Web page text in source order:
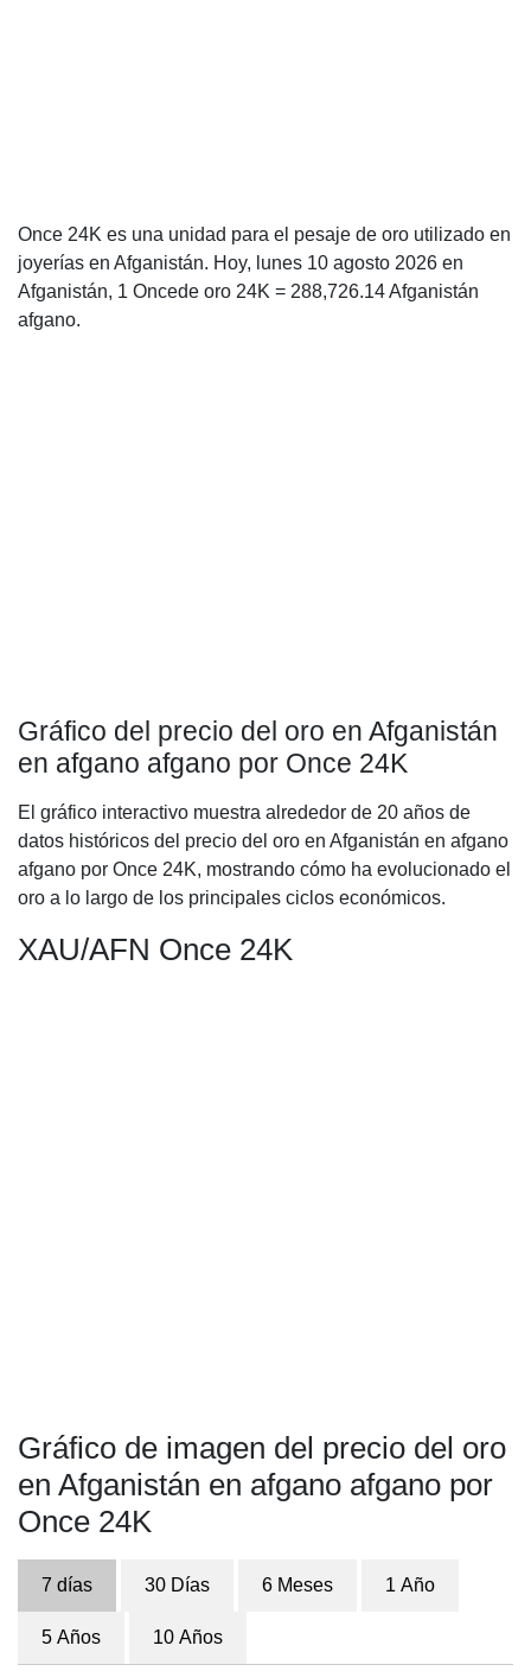
Once 24K es una unidad para el pesaje de oro utilizado en
joyerías en Afganistán. Hoy, lunes 10 agosto 2026 en
Afganistán, 1 Oncede oro 24K = 288,726.14 Afganistán
afgano.
Gráfico del precio del oro en Afganistán
en afgano afgano por Once 24K
El gráfico interactivo muestra alrededor de 20 años de
datos históricos del precio del oro en Afganistán en afgano
afgano por Once 24K, mostrando cómo ha evolucionado el
oro a lo largo de los principales ciclos económicos.
XAU/AFN Once 24K
Gráfico de imagen del precio del oro
en Afganistán en afgano afgano por
Once 24K
7 días 30 Días 6 Meses 1 Año
5 Años 10 Años